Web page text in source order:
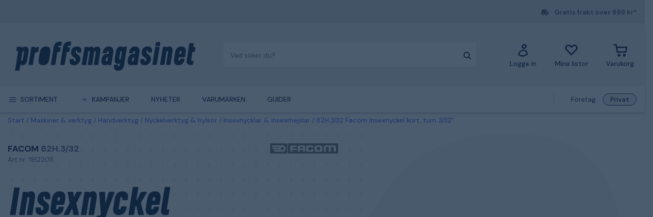
Gratis frakt över 999 kr*
Logga in Mina listor Varukorg
SORTIMENT KAMPANJER NYHETER VARUMÄRKEN GUIDER Företag Privat
Start Maskiner & verktyg Handverktyg Nyckelverktyg & hylsor Insexnycklar & insexmejslar 82H.3/32 Facom Insexnyckel kort, tum 3/32"
FACOM 82H.3/32
Art.nr: 1912208
Insexnyckel